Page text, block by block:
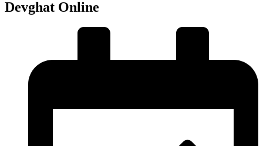
Devghat Online